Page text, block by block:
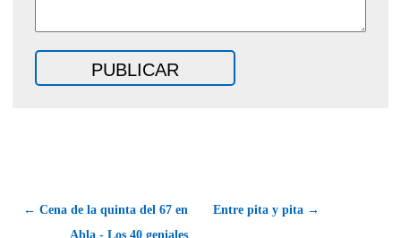
← Cena de la quinta del 67 en
Abla - Los 40 geniales
Entre pita y pita →